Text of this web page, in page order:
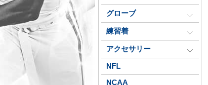
グローブ
練習着
アクセサリー
NFL
NCAA